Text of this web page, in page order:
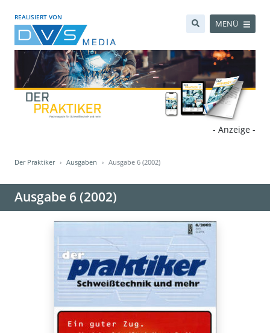
REALISIERT VON
MENÜ
- Anzeige -
Der Praktiker Ausgaben Ausgabe 6 (2002)
Ausgabe 6 (2002)